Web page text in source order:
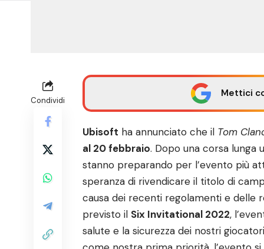
Condividi
Mettici
Ubisoft ha annunciato che il Tom
al 20 febbraio. Dopo una corsa lunga
stanno preparando per l’evento più
speranza di rivendicare il titolo di
causa dei recenti regolamenti e delle
previsto il Six Invitational 2022,
salute e la sicurezza dei nostri